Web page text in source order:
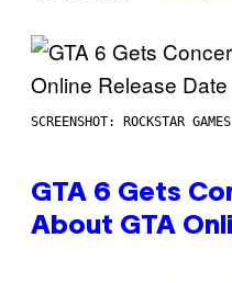
SCREENSHOT: ROCKSTAR GAMES
GTA 6 Gets
About GTA